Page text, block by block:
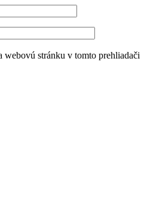
stránku v tomto prehliadači